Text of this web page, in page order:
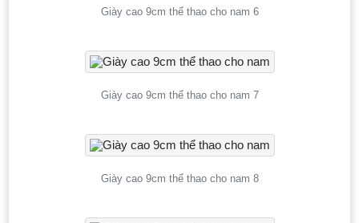
Giày cao 9cm thể thao cho nam 6
Giày cao 9cm thể thao cho nam 7
Giày cao 9cm thể thao cho nam 8